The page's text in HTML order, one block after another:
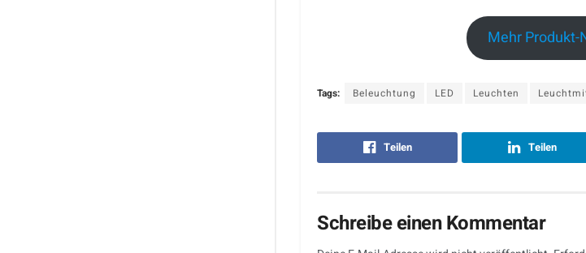
Mehr Produkt-
Tags: Beleuchtung LED Leuchten
Teilen Teilen
Schreibe einen Kommentar